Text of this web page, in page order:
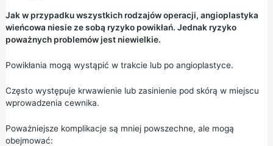
Jak w przypadku wszystkich rodzajów operacji, angioplastyka
wieńcowa niesie ze sobą ryzyko powikłań. Jednak ryzyko
poważnych problemów jest niewielkie.
Powikłania mogą wystąpić w trakcie lub po angioplastyce.
Często występuje krwawienie lub zasinienie pod skórą w miejscu
wprowadzenia cewnika.
Poważniejsze komplikacje są mniej powszechne, ale mogą
obejmować: